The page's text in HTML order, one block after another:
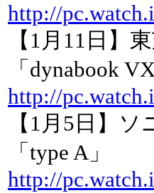
http://
【1月11日】
「dynabook VX
http://
【1月5日】
「type A」
http://